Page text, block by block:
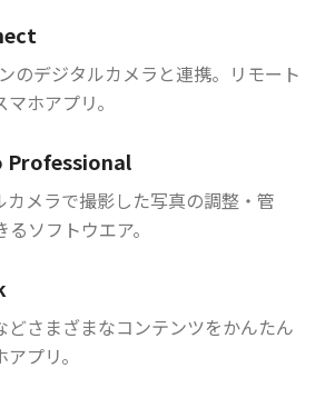
のデジタルカメラと連携。リモート
ホアプリ。
Professional
カメラで撮影した写真の調整・管
ソフトウエア。
どさまざまなコンテンツをかんたん
プリ。